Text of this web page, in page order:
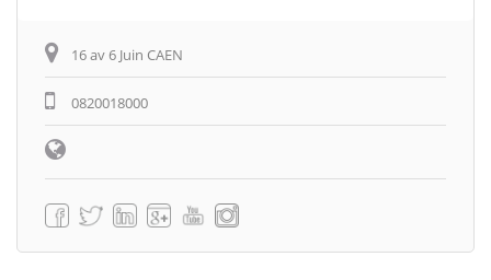
16 av 6 Juin CAEN
0820018000